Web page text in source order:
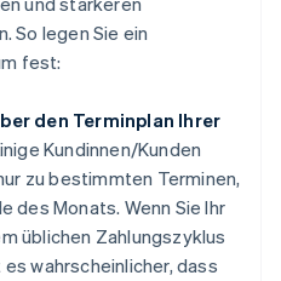
So legen Sie ein
fest:
den Terminplan Ihrer
Kundinnen/Kunden
zu bestimmten Terminen,
des Monats. Wenn Sie Ihr
üblichen Zahlungszyklus
wahrscheinlicher, dass